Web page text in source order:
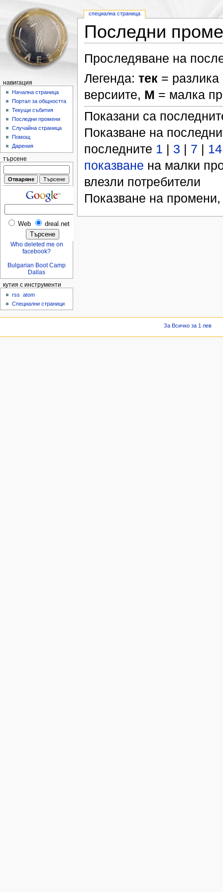
Последни
Проследяване на
Легенда: тек= разлика
версиите, М = малка
Показани са
Показване на
последните 1 | 3 | 7 | 14
показване на малки
влезли потребители
Показване на
специална страница
навигация
Начална страница
Портал за общността
Текущи събития
Последни промени
Случайна страница
Помощ
Дарения
търсене
Web dreal.net
Who deleted me on
facebook?
Bulgarian Boot Camp
Dallas
кутия с инструменти
rss
atom
Специални страници
За Всичко за 1 лев